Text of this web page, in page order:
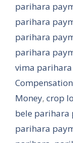
parihara
parihara
parihara
parihara
vima
Money, crop
bele parihara
parihara